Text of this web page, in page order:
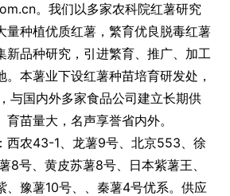
。我们以多家农科院红薯研究
量种植优质红薯，繁育优良脱毒红薯
新品种研究，引进繁育、推广、加工
本薯业下设红薯种苗培育研发处，
与国内外多家食品公司建立长期供
苗量大，名声享誉省内外。
农43-1、龙薯9号、北京553、徐
8号、黄皮苏薯8号、日本紫薯王、
、豫薯10号、、秦薯4号优系。供应